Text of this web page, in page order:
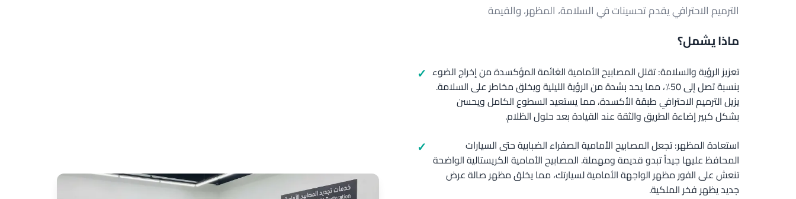
الترميم الاحترافي يقدم تحسينات في السلامة، المظهر، والقيمة
ماذا يشمل؟
تعزيز الرؤية والسلامة: تقلل المصابيح الأمامية الغائمة المؤكسدة من إخراج الضوء
بنسبة تصل إلى 50٪، مما يحد بشدة من الرؤية الليلية ويخلق مخاطر على السلامة.
يزيل الترميم الاحترافي طبقة الأكسدة، مما يستعيد السطوع الكامل ويحسن
بشكل كبير إضاءة الطريق والثقة عند القيادة بعد حلول الظلام.
استعادة المظهر: تجعل المصابيح الأمامية الصفراء الضبابية حتى السيارات
المحافظ عليها جيداً تبدو قديمة ومهملة. المصابيح الأمامية الكريستالية الواضحة
تنعش على الفور مظهر الواجهة الأمامية لسيارتك، مما يخلق مظهر صالة عرض
جديد يظهر فخر الملكية.